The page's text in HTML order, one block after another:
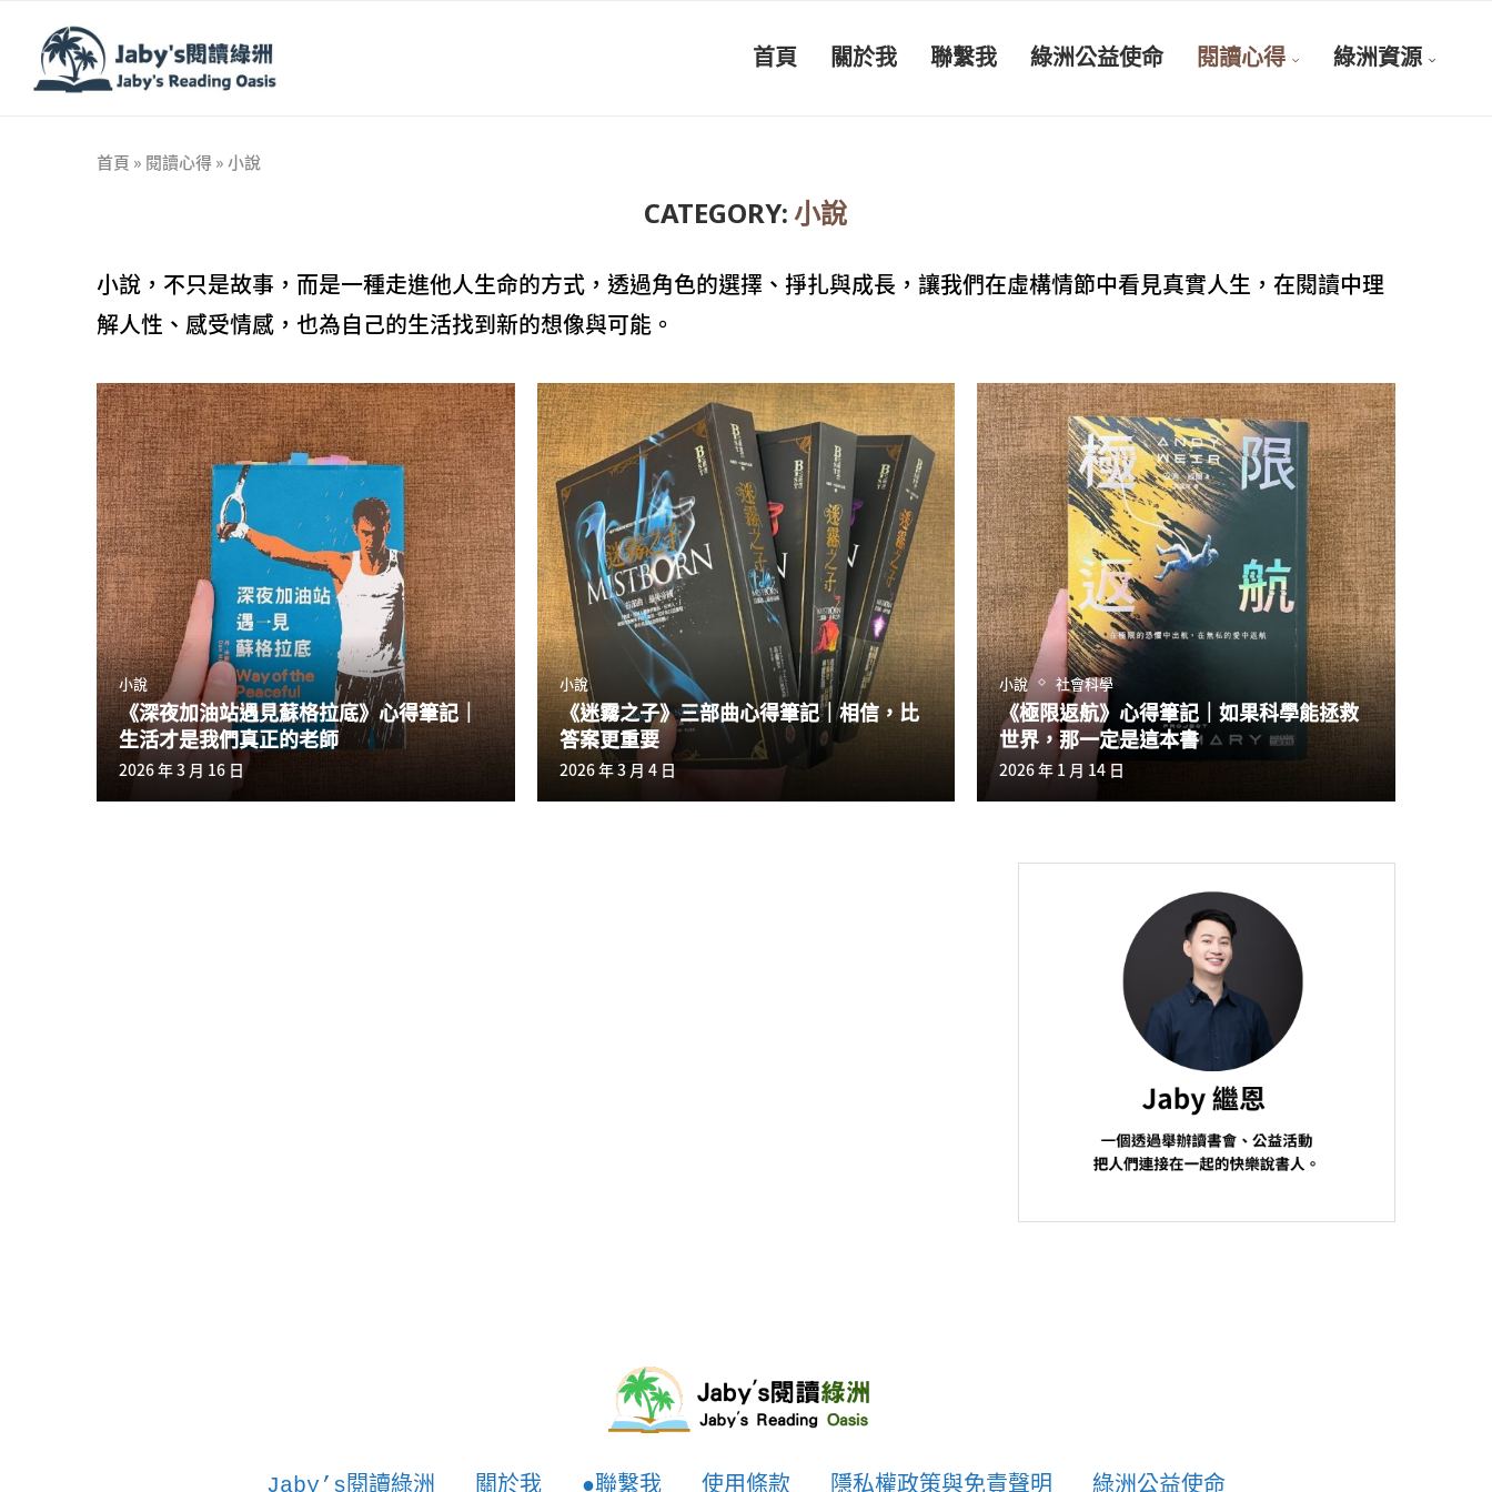
首頁 關於我 聯繫我 綠洲公益使命 閱讀心得 綠洲資源
首頁 » 閱讀心得»小說
CATEGORY:小說
小說，不只是故事，而是一種走進他人生命的方式，透過角色的選擇、掙扎與成長，讓我們在虛構情節中看見真實人生，在閱讀中理
解人性、感受情感，也為自己的生活找到新的想像與可能。
小說
《深夜加油站遇見蘇格拉底》心得筆記｜
生活才是我們真正的老師
2026 年 3 月 16 日
小說
《迷霧之子》三部曲心得筆記｜相信，比
答案更重要
2026 年 3 月 4 日
小說 社會科學
《極限返航》心得筆記｜如果科學能拯救
世界，那一定是這本書
2026 年 1 月 14 日
Jaby’s閱讀綠洲 關於我 ●聯繫我 使用條款 隱私權政策與免責聲明 綠洲公益使命